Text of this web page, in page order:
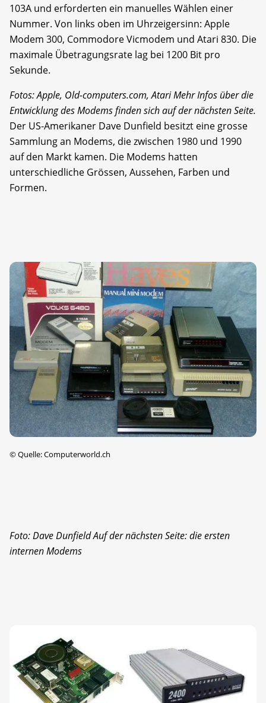
103A und erforderten ein manuelles Wählen einer
Nummer. Von links oben im Uhrzeigersinn: Apple
Modem 300, Commodore Vicmodem und Atari 830. Die
maximale Übetragungsrate lag bei 1200 Bit pro
Sekunde.
Fotos: Apple, Old-computers.com, AtariMehr Infos über die
Entwicklung des Modems finden sich auf der nächsten Seite.
Der US-Amerikaner Dave Dunfield besitzt eine grosse
Sammlung an Modems, die zwischen 1980 und 1990
auf den Markt kamen. Die Modems hatten
unterschiedliche Grössen, Aussehen, Farben und
Formen.
©Quelle: Computerworld.ch
Foto: Dave DunfieldAuf der nächsten Seite: die ersten
internen Modems